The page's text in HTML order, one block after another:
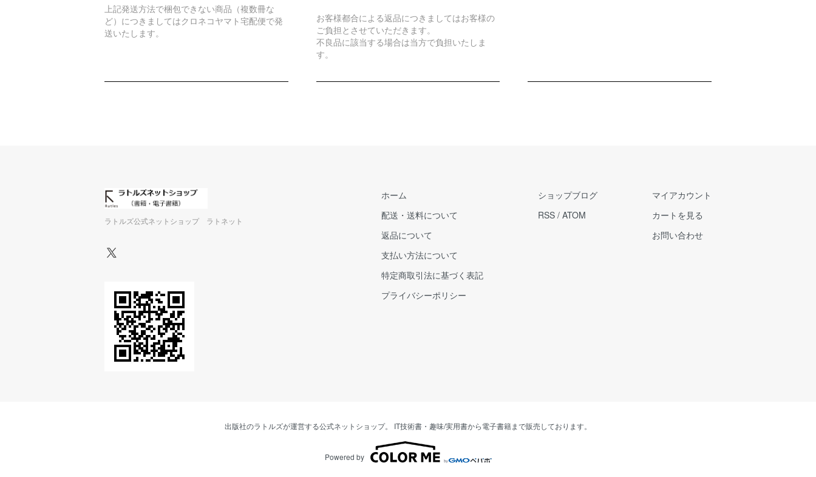
上記発送方法で梱包できない商品（複数冊な
ど）につきましてはクロネコヤマト宅配便で発
送いたします。
お客様都合による返品につきましてはお客様の
ご負担とさせていただきます。
不良品に該当する場合は当方で負担いたしま
す。
ラトルズ公式ネットショップ ラトネット
ホーム
配送・送料について
返品について
支払い方法について
特定商取引法に基づく表記
プライバシーポリシー
ショップブログ
RSS / ATOM
マイアカウント
カートを見る
お問い合わせ
出版社のラトルズが運営する公式ネットショップ。 IT技術書・趣味/実用書から電子書籍まで販売しております。
Powered by